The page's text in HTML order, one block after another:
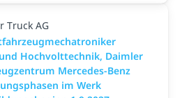
Truck AG
Hochvolttechnik, Daimler
Mercedes-Benz
im Werk